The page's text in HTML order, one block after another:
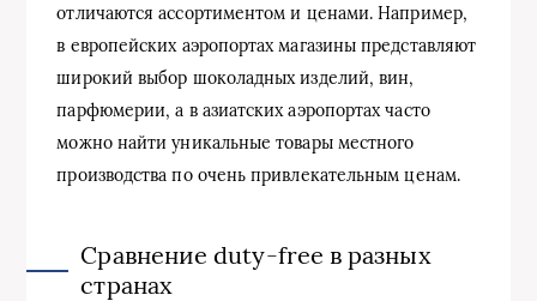
отличаются ассортиментом и ценами. Например,
в европейских аэропортах магазины представляют
широкий выбор шоколадных изделий, вин,
парфюмерии, а в азиатских аэропортах часто
можно найти уникальные товары местного
производства по очень привлекательным ценам.
Сравнение duty-free в разных
странах